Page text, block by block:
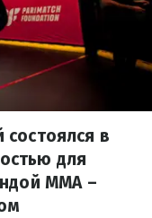
состоялся в
для
ММА –